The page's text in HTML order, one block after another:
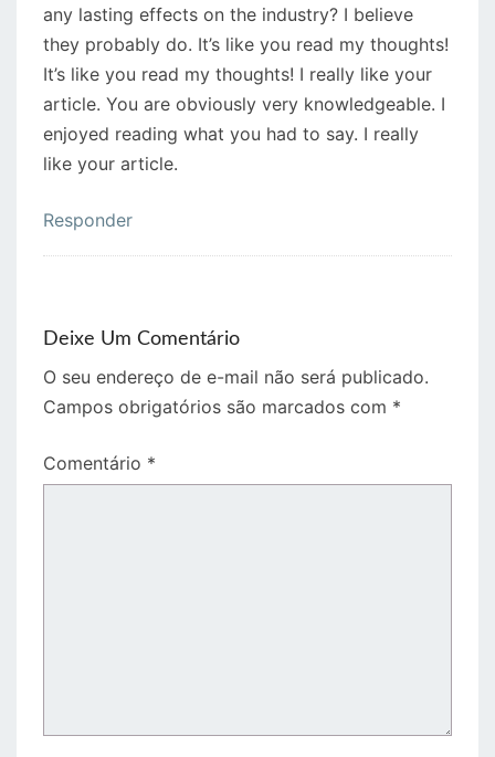
any lasting effects on the industry? I believe
they probably do. It’s like you read my thoughts!
It’s like you read my thoughts! I really like your
article. You are obviously very knowledgeable. I
enjoyed reading what you had to say. I really
like your article.
Responder
Deixe Um Comentário
O seu endereço de e-mail não será publicado.
Campos obrigatórios são marcados com *
Comentário *